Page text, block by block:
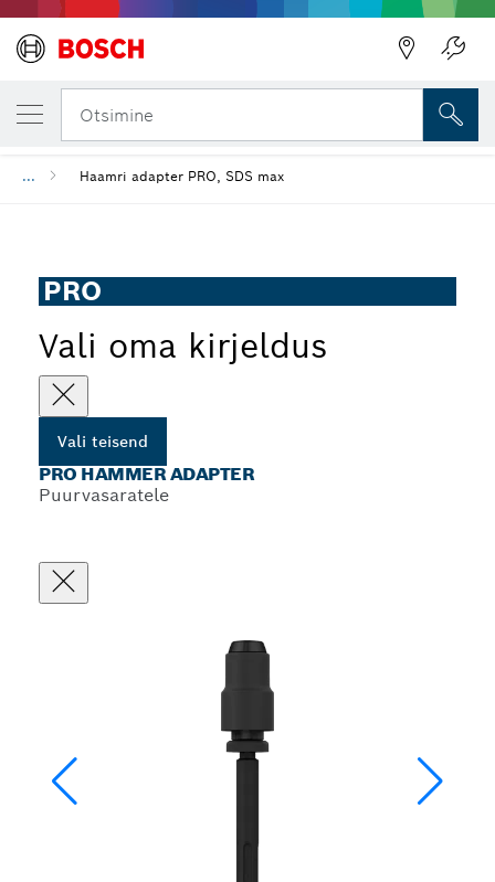
Otsimine
... Haamri adapter PRO, SDS max
PRO
Vali oma kirjeldus
Vali teisend
PRO HAMMER ADAPTER
Puurvasaratele
SINU VALITUD TEISEND
PRO Hammer Adapter